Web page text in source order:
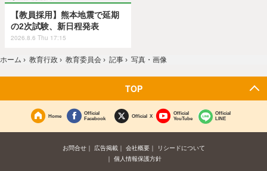
【教員採用】熊本地震で延期
の2次試験、新日程発表
2026.8.6 Thu 17:15
ホーム › 教育行政 › 教育委員会 › 記事 › 写真・画像
TOP
Home
Official
Facebook
Official X
Official
YouTube
Official
LINE
お問合せ 広告掲載 会社概要
リシードについて
個人情報保護方針